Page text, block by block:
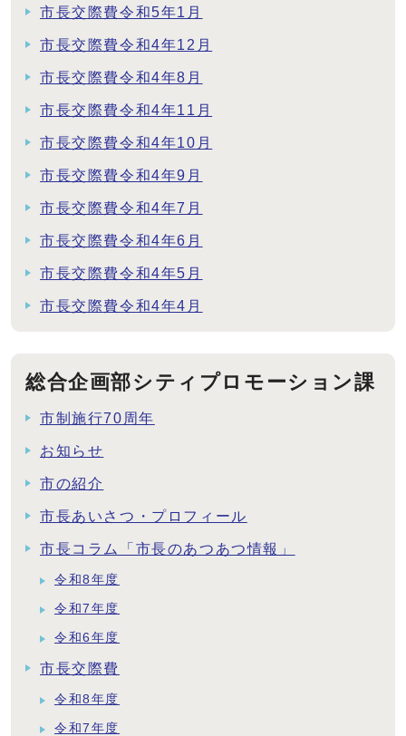
市長交際費令和5年1月
市長交際費令和4年12月
市長交際費令和4年8月
市長交際費令和4年11月
市長交際費令和4年10月
市長交際費令和4年9月
市長交際費令和4年7月
市長交際費令和4年6月
市長交際費令和4年5月
市長交際費令和4年4月
総合企画部シティプロモーション課
市制施行70周年
お知らせ
市の紹介
市長あいさつ・プロフィール
市長コラム「市長のあつあつ情報」
令和8年度
令和7年度
令和6年度
市長交際費
令和8年度
令和7年度